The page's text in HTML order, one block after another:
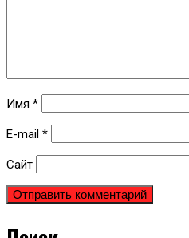
Имя *
E-mail *
Сайт